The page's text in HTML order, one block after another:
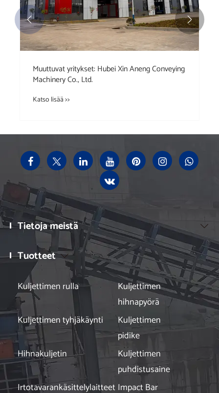
Muuttuvat yritykset: Hubei Xin Aneng Conveying
Machinery Co., Ltd.
Katso lisää >>
 
Tietoja meistä 
Tuotteet 
Kuljettimen rulla
Kuljettimen
hihnapyörä
Kuljettimen tyhjäkäynti
Kuljettimen
pidike
Hihnakuljetin
Kuljettimen
puhdistusaine
Irtotavarankäsittelylaitteet Impact Bar